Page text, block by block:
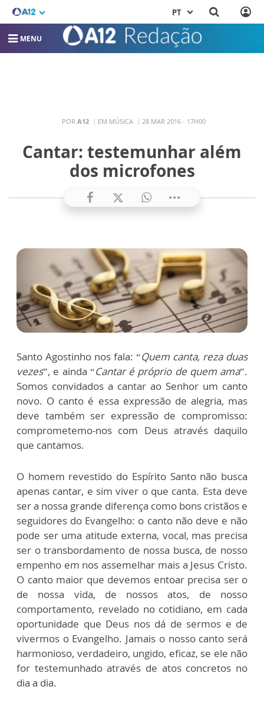
PT
MENU
POR A12 EM MÚSICA 28 MAR 2016 - 17H00
Cantar: testemunhar além
dos microfones
Santo Agostinho nos fala: “Quem canta, reza duas
vezes”, e ainda “Cantar é próprio de quem ama”.
Somos convidados a cantar ao Senhor um canto
novo. O canto é essa expressão de alegria, mas
deve também ser expressão de compromisso:
comprometemo-nos com Deus através daquilo
que cantamos.
O homem revestido do Espírito Santo não busca
apenas cantar, e sim viver o que canta. Esta deve
ser a nossa grande diferença como bons cristãos e
seguidores do Evangelho: o canto não deve e não
pode ser uma atitude externa, vocal, mas precisa
ser o transbordamento de nossa busca, de nosso
empenho em nos assemelhar mais a Jesus Cristo.
O canto maior que devemos entoar precisa ser o
de nossa vida, de nossos atos, de nosso
comportamento, revelado no cotidiano, em cada
oportunidade que Deus nos dá de sermos e de
vivermos o Evangelho. Jamais o nosso canto será
harmonioso, verdadeiro, ungido, eficaz, se ele não
for testemunhado através de atos concretos no
dia a dia.